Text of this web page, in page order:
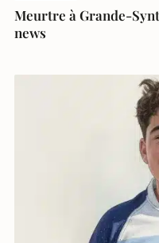
Meurtre à Grande-
news